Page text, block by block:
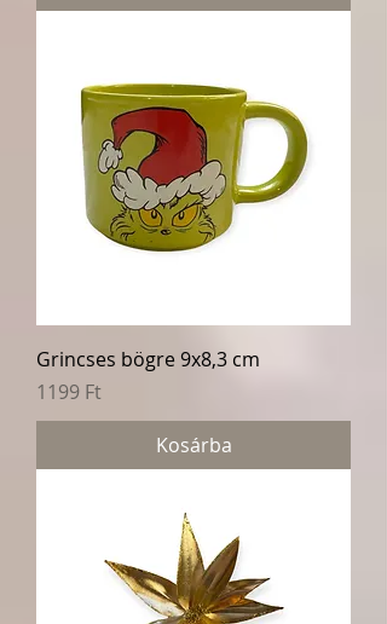
Grincses bögre 9x8,3 cm
Ár
1199 Ft
Kosárba